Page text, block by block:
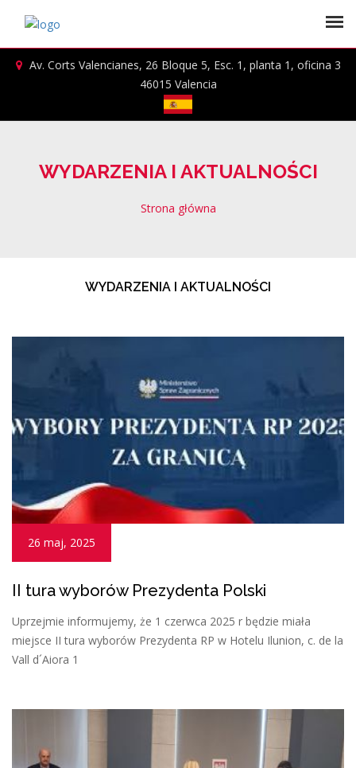
Av. Corts Valencianes, 26 Bloque 5, Esc. 1, planta 1, oficina 3
46015 Valencia
WYDARZENIA I AKTUALNOŚCI
Strona główna
WYDARZENIA I AKTUALNOŚCI
26 maj, 2025
II tura wyborów Prezydenta Polski
Uprzejmie informujemy, że 1 czerwca 2025 r będzie miała
miejsce II tura wyborów Prezydenta RP w Hotelu Ilunion, c. de la
Vall d´Aiora 1